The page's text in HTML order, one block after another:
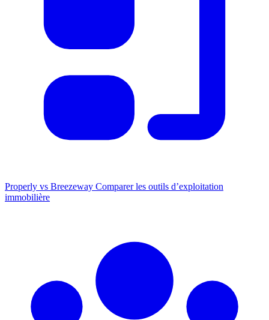
Properly vs Breezeway Comparer les outils d’exploitation
immobilière